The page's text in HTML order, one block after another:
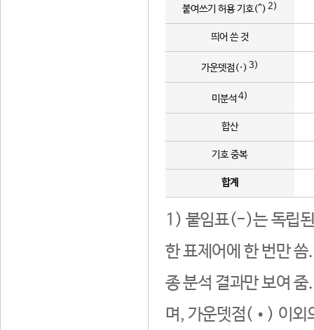
붙여쓰기 허용 기호(^) 2)
띄어 쓴 것
가운뎃점(·) 3)
미분석 4)
합산
기호 중복
합계
1) 붙임표(-)는 독립된
한 표제어에 한 번만
종 분석 결과만 보여
며, 가운뎃점(•) 이외